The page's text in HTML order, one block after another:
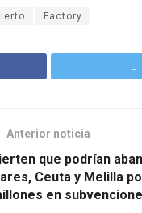
Factory
Anterior noticia
que podrían
Ceuta y Melilla
en